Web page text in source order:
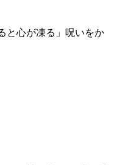
と心が凍る」呪いをか